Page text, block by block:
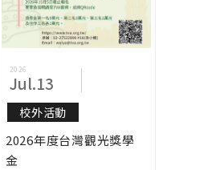
2026
Jul.13
校外活動
2026年度台灣觀光獎學
金